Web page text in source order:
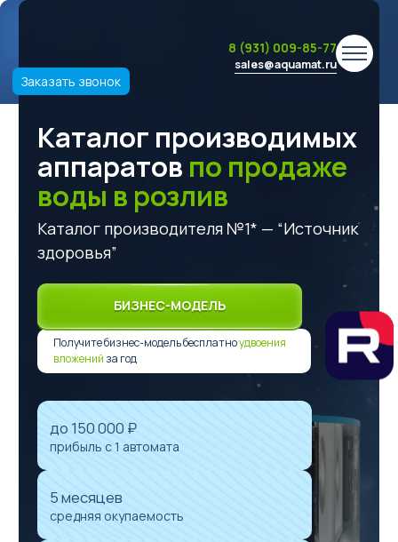
Заказать звонок
8 (931) 009-85-77
sales@aquamat.ru
Акваматы фильтрованной воды
Каталог производимых
аппаратов по продаже
воды в розлив
Каталог производителя №1* — “Источник
здоровья”
БИЗНЕС-МОДЕЛЬ
Получите бизнес-модель бесплатноудвоения
вложенийза год
до 150 000 ₽
прибыль с 1 автомата
5 месяцев
средняя окупаемость